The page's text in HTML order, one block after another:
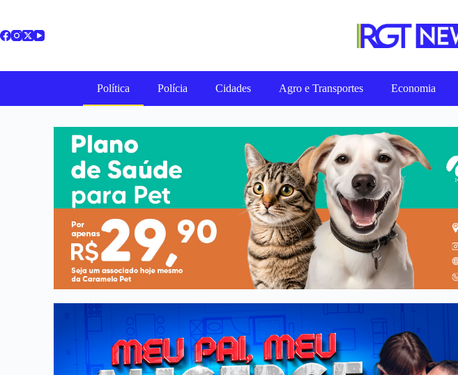
Política Polícia Cidades Agro e Transportes Economia